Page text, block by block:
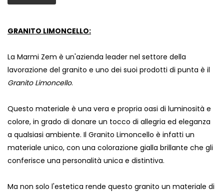
GRANITO LIMONCELLO:
La Marmi Zem è un'azienda leader nel settore della
lavorazione del granito e uno dei suoi prodotti di punta è il
Granito Limoncello.
Questo materiale è una vera e propria oasi di luminosità e
colore, in grado di donare un tocco di allegria ed eleganza
a qualsiasi ambiente. Il Granito Limoncello è infatti un
materiale unico, con una colorazione gialla brillante che gli
conferisce una personalità unica e distintiva.
Ma non solo l'estetica rende questo granito un materiale di